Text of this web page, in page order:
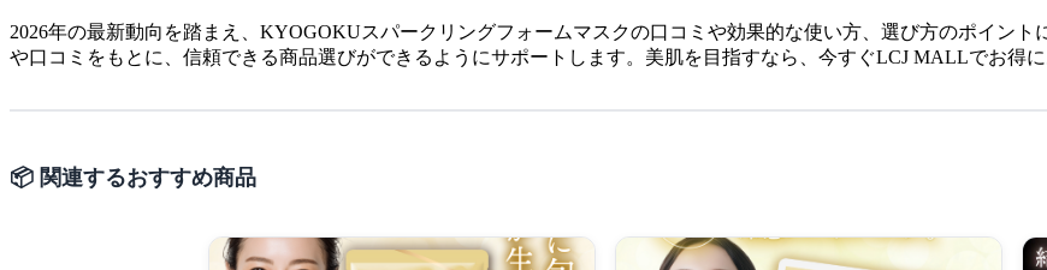
2026年の最新動向を踏まえ、KYOGOKUスパークリングフォームマスクの口コミや効果的な使い方、選び方のポイン
や口コミをもとに、信頼できる商品選びができるようにサポートします。美肌を目指すなら、今すぐLCJ MALLでお得
📦 関連するおすすめ商品